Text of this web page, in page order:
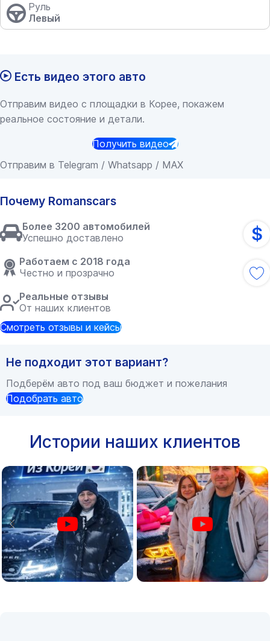
Руль
Левый
Есть видео этого авто
Отправим видео с площадки в Корее, покажем
реальное состояние и детали.
Получить видео
Отправим в Telegram / Whatsapp / MAX
Почему Romanscars
Более 3200 автомобилей
Успешно доставлено
Работаем с 2018 года
Честно и прозрачно
Реальные отзывы
От наших клиентов
Смотреть отзывы и кейсы
Не подходит этот вариант?
Подберём авто под ваш бюджет и пожелания
Подобрать авто
Истории наших клиентов
$